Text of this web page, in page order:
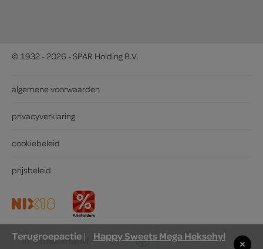
in winkelmand
© 1932 - 2026 - SPAR Holding B.V.
algemene voorwaarden
privacyverklaring
cookiebeleid
prijsbeleid
Terugroepactie|
Happy Sweets Mega Heksehyl